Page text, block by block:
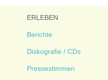
ERLEBEN
Berichte
Diskografie / CDs
Pressestimmen